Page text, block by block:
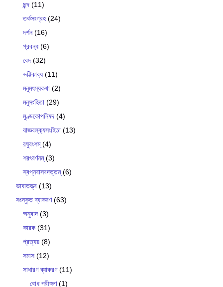
ছন্দ (11)
তর্কসংগ্রহ(24)
দর্শন(16)
প্রবন্ধ(6)
বেদ (32)
ভট্টিকাব‍্য (11)
মনুমৎস্যকথা (2)
মনুসংহিতা (29)
মুণ্ডকোপনিষদ (4)
যাজ্ঞবল্ক‍্যসংহিতা (13)
রঘুবংশম্(4)
শরৎবর্ণনম্(3)
স্বপ্নবাসবদত্তম্(6)
ভাষাতত্ত্ব (13)
সংস্কৃত ব্যাকরণ(63)
অনুবাদ (3)
কারক (31)
প্রত্যয় (8)
সমাস (12)
সাধারণ ব্যাকরণ(11)
বোধ পরীক্ষণ(1)